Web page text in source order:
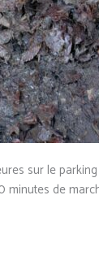
sur le
de